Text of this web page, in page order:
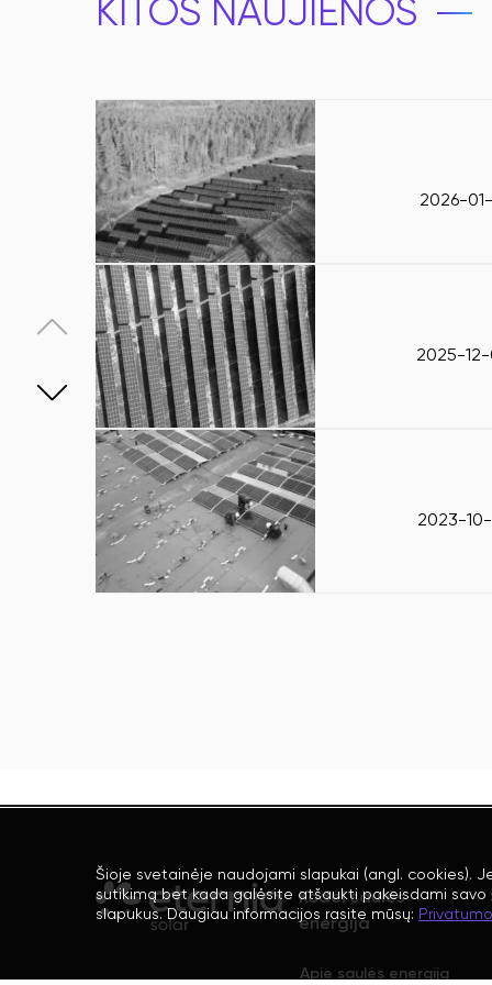
KITOS NAUJIENOS
2026-
2025-
2023-
Kodėl saulės
energija
Apie saulės energiją
Šioje svetainėje naudojami slapukai (angl. cookies).
sutikimą bet kada galėsite atšaukti pakeisdami
slapukus. Daugiau informacijos rasite mūsų: